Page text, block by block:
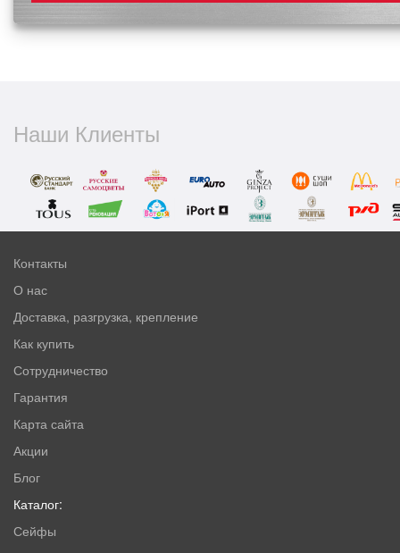
Наши Клиенты
Контакты
О нас
Доставка, разгрузка, крепление
Как купить
Сотрудничество
Гарантия
Карта сайта
Акции
Блог
Каталог:
Сейфы